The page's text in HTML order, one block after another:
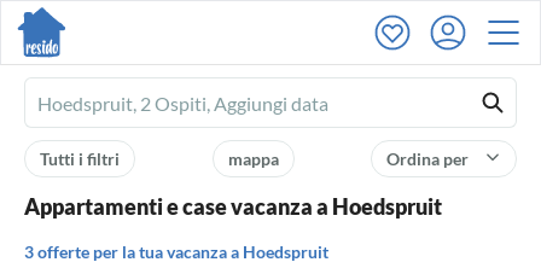
Ferienhausmiete
logo
Ordina per
mappa
Tutti i filtri
Appartamenti e case vacanza a Hoedspruit
3 offerte per la tua vacanza a Hoedspruit